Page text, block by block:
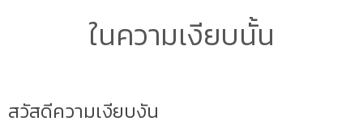
ในความเงียบนั้น
สวัสดีความเงียบงัน